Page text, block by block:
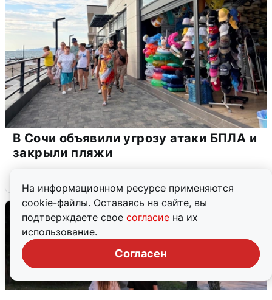
На информационном ресурсе применяются
cookie-файлы. Оставаясь на сайте, вы
подтверждаете свое согласие на их
использование.
Согласен
В Сочи объявили угрозу атаки БПЛА и
закрыли пляжи